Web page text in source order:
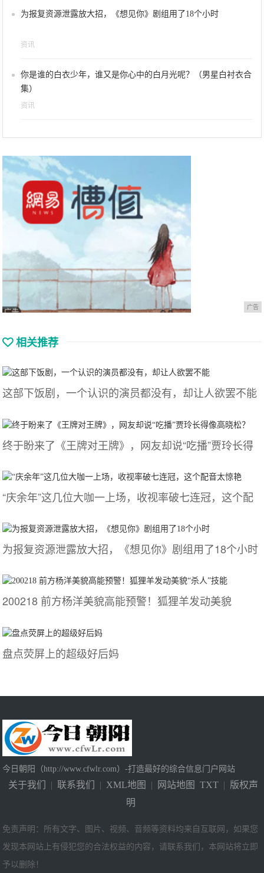
为报复资源泄露放大招，《想见你》剧组用了18个小时
资讯
你是谁的白衣少年，谁又是你心中的白月光呢？（男星白衬衣合
集）
资讯
广告
相关推荐
这部下饭剧，一个认识的演员都没有，却让人欲罢不能
终于盼来了《王牌对王牌》，网友却说“吃播”贾玲长得
“庆余年”这几位大咖一上场，收视率破七连冠，这个配
为报复资源泄露放大招，《想见你》剧组用了18个小时
200218 前方杨洋美貌高能预警！狐狸羊发动美貌
盘点荧屏上的超级好后妈
今日朝阳（http://www.cfwlr.com）-打造最好的综合信息门户网站
关于我们 | 联系我们 | XML地图 | 网站地图 TXT | 版权声
明
免责声明：所有文字、图片、视频、音频等资料均来自互联网，如果您
发现本网站上有侵犯您的合法权益的内容，请联系我们，本网站将立即
予以删除！